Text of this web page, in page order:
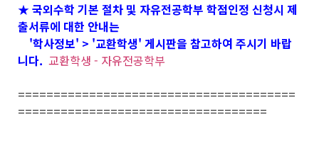
★ 국외수학 기본 절차 및 자유전공학부 학점인정 신청시 제
출서류에 대한 안내는
'학사정보' > '교환학생' 게시판을 참고하여 주시기 바랍
니다. 교환학생 - 자유전공학부
=======================================
===================================